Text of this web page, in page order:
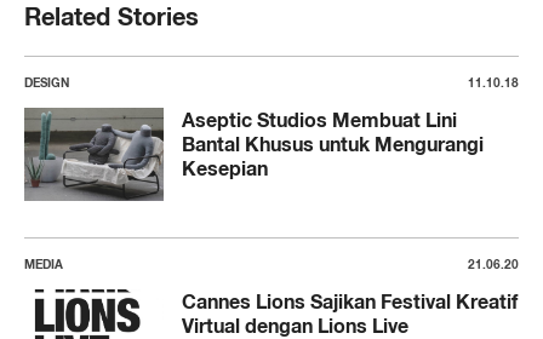
Related Stories
DESIGN 11.10.18
Aseptic Studios Membuat Lini
Bantal Khusus untuk Mengurangi
Kesepian
MEDIA 21.06.20
Cannes Lions Sajikan Festival Kreatif
Virtual dengan Lions Live